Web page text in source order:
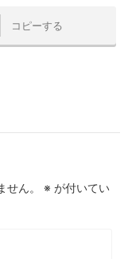
コピーする
ん。 ※ が付いてい